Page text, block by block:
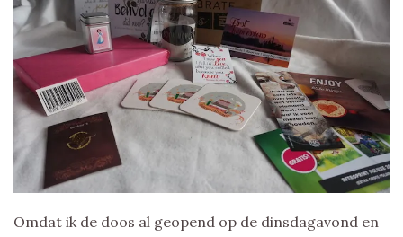
Omdat ik de doos al geopend op de dinsdagavond en